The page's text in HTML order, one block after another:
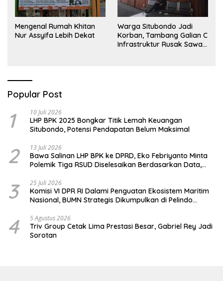
Mengenal Rumah Khitan
Nur Assyifa Lebih Dekat
Warga Situbondo Jadi
Korban, Tambang Galian C
Infrastruktur Rusak Sawah
Popular Post
1 10 Juli 2026
LHP BPK 2025 Bongkar Titik Lemah Keuangan
Situbondo, Potensi Pendapatan Belum Maksimal
2 13 Juli 2026
Bawa Salinan LHP BPK ke DPRD, Eko Febriyanto Minta
Polemik Tiga RSUD Diselesaikan Berdasarkan Data,
3 25 Juli 2026
Komisi VI DPR RI Dalami Penguatan Ekosistem Maritim
Nasional, BUMN Strategis Dikumpulkan di Pelindo
4 5 Agustus 2026
Triv Group Cetak Lima Prestasi Besar, Gabriel Rey Jadi
Sorotan